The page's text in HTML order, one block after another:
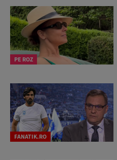
PE ROZ
FANATIK.RO